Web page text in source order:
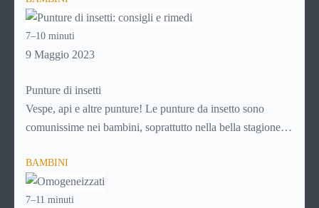
crescita. Per sapere di più su come affrontare i disturbi
legati all’ansia nei bambini, continua a leggere!
7–10 minuti
9 Maggio 2023
Punture di insetti
Vespe, api e altre punture! Le punture da insetto sono
comunissime nei bambini, soprattutto nella bella stagione
all’aria aperta. Ad ogni puntura, però, c’è il suo rimedio.
Scopricome comportarti in caso di puntura di insetto
continuando a leggere questa guida!
BAMBINI
7–11 minuti